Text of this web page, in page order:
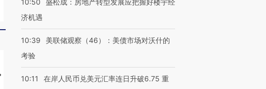
粒摇头丸 尿检体内含3种
泽连斯基密集出访美英 索
秘鲁纳斯卡观光飞机坠毁
【推广】走进第四届链博
会，让数智科技“链”接产
【特别呈现】寻找100种
【商旅对话】华住集团
10:50
盛松成：房地产转型发展应把握好楼宇经
济机遇
10:39
美联储观察（46）：美债市场对沃什的
考验
10:11
在岸人民币兑美元汇率连日升破6.75 重